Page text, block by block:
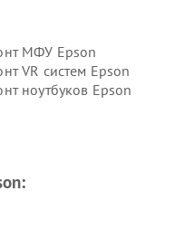
МФУ Epson
VR систем Epson
ноутбуков Epson